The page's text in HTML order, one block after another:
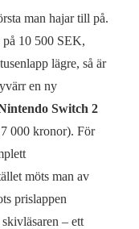
man hajar till på.
på 10 500 SEK,
lägre, så är
en ny
Switch 2
000 kronor). För
möts man av
prislappen
– ett